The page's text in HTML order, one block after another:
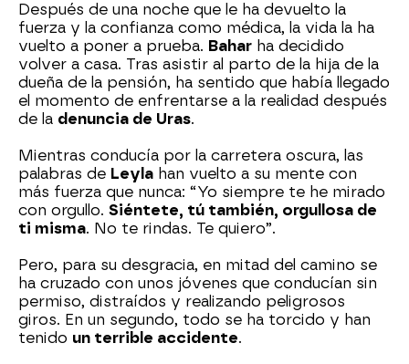
Después de una noche que le ha devuelto la
fuerza y la confianza como médica, la vida la ha
vuelto a poner a prueba. Bahar ha decidido
volver a casa. Tras asistir al parto de la hija de la
dueña de la pensión, ha sentido que había llegado
el momento de enfrentarse a la realidad después
de la denuncia de Uras.
Mientras conducía por la carretera oscura, las
palabras de Leyla han vuelto a su mente con
más fuerza que nunca: “Yo siempre te he mirado
con orgullo. Siéntete, tú también, orgullosa de
ti misma. No te rindas. Te quiero”.
Pero, para su desgracia, en mitad del camino se
ha cruzado con unos jóvenes que conducían sin
permiso, distraídos y realizando peligrosos
giros. En un segundo, todo se ha torcido y han
tenido un terrible accidente.